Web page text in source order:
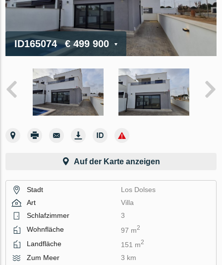
ID165074 € 499 900
Auf der Karte anzeigen
Stadt
Los Dolses
Art
Villa
Schlafzimmer
3
Wohnfläche
97 m2
Landfläche 151 m2
Zum Meer
3 km